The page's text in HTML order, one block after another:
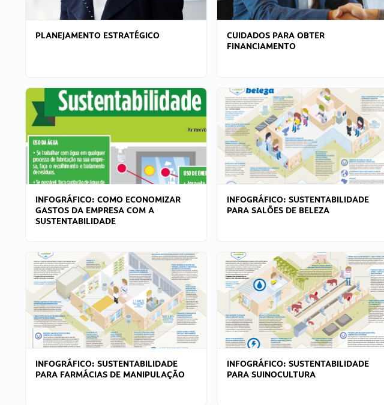
PLANEJAMENTO ESTRATÉGICO
CUIDADOS PARA OBTER
FINANCIAMENTO
INFOGRÁFICO: COMO ECONOMIZAR
GASTOS DA EMPRESA COM A
SUSTENTABILIDADE
INFOGRÁFICO: SUSTENTABILIDADE
PARA SALÕES DE BELEZA
INFOGRÁFICO: SUSTENTABILIDADE
PARA FARMÁCIAS DE MANIPULAÇÃO
INFOGRÁFICO: SUSTENTABILIDADE
PARA SUINOCULTURA